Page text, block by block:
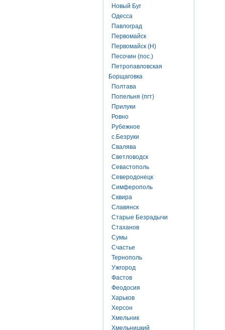
Новый Буг
Одесса
Павлоград
Первомайск
Первомайск (Н)
Песочин (пос.)
Петропавловская
Борщаговка
Полтава
Попельня (пгт)
Прилуки
Ровно
Рубежное
с.Безруки
Свалява
Светловодск
Севастополь
Северодонецк
Симферополь
Сквира
Славянск
Старые Безрадычи
Стаханов
Сумы
Счастье
Тернополь
Ужгород
Фастов
Феодосия
Харьков
Херсон
Хмельник
Хмельницкий